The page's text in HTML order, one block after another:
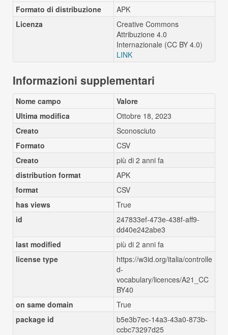
Formato di distribuzione
APK
Licenza
Creative Commons
Attribuzione 4.0
Internazionale (CC BY 4.0)
LINK
Informazioni supplementari
Nome campo
Valore
Ultima modifica
Ottobre 18, 2023
Creato
Sconosciuto
Formato
CSV
Creato
più di 2 anni fa
distribution format
APK
format
CSV
has views
True
id
247833ef-473e-438f-aff9-
dd40e242abe3
last modified
più di 2 anni fa
license type
https://w3id.org/italia/controlle
d-
vocabulary/licences/A21_CC
BY40
on same domain
True
package id
b5e3b7ec-14a3-43a0-873b-
ccbc73297d25